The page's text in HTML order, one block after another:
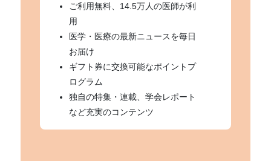
ご利用無料、14.5万人の医師が利
用
医学・医療の最新ニュースを毎日
お届け
ギフト券に交換可能なポイントプ
ログラム
独自の特集・連載、学会レポート
など充実のコンテンツ